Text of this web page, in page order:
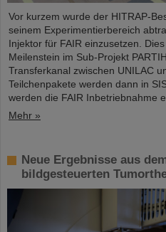
Vor kurzem wurde der HITRAP-
seinem Experimentierbereich
Injektor für FAIR einzusetzen.
Meilenstein im Sub-Projekt
Transferkanal zwischen UNILAC
Teilchenpakete werden dann in
werden die FAIR Inbetriebnahme
Mehr »
Neue Ergebnisse aus
bildgesteuerten